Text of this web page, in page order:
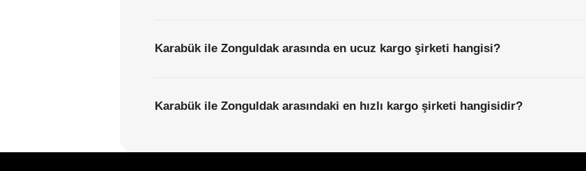
Karabük ile Zonguldak arasında en ucuz kargo şirketi hangisi?
Karabük ile Zonguldak arasındaki en hızlı kargo şirketi hangisidir?